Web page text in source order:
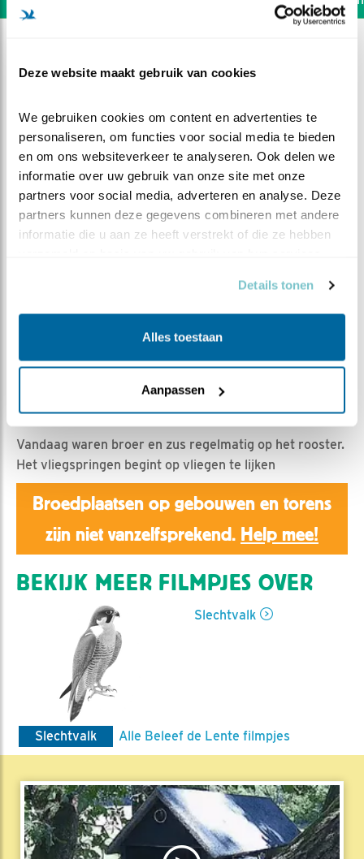
Deze website maakt gebruik van cookies
We gebruiken cookies om content en advertenties te
personaliseren, om functies voor social media te bieden
en om ons websiteverkeer te analyseren. Ook delen we
informatie over uw gebruik van onze site met onze
partners voor social media, adverteren en analyse. Deze
partners kunnen deze gegevens combineren met andere
informatie die u aan ze heeft verstrekt of die ze hebben
Details tonen
Alles toestaan
Aanpassen
Er is nog steeds veel te
genieten
Aaltje | Geplaatst op 16 juni 2022, 22:42 |
leuk| Bewaar dit filmpje|
493x
Vandaag waren broer en zus regelmatig op het rooster.
Het vliegspringen begint op vliegen te lijken
Broedplaatsen op gebouwen en torens
zijn niet vanzelfsprekend. Help mee!
BEKIJK MEER FILMPJES OVER
Slechtvalk
Slechtvalk Alle Beleef de Lente filmpjes